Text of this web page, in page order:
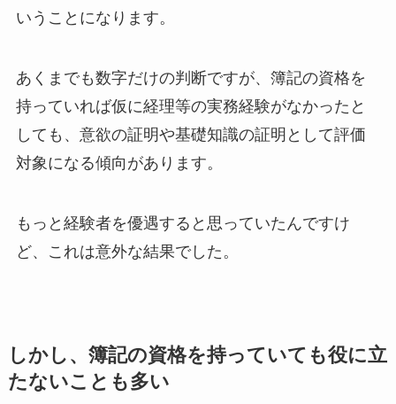
いうことになります。
あくまでも数字だけの判断ですが、簿記の資格を
持っていれば仮に経理等の実務経験がなかったと
しても、意欲の証明や基礎知識の証明として評価
対象になる傾向があります。
もっと経験者を優遇すると思っていたんですけ
ど、これは意外な結果でした。
しかし、簿記の資格を持っていても役に立
たないことも多い